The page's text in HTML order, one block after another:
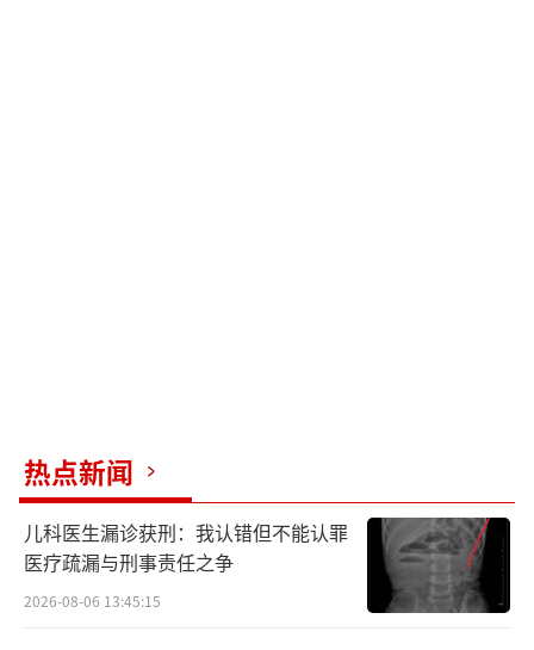
热点新闻
儿科医生漏诊获刑：我认错但不能认罪
医疗疏漏与刑事责任之争
2026-08-06 13:45:15